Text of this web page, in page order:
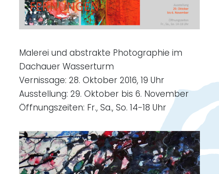
Malerei und abstrakte Photographie im
Dachauer Wasserturm
Vernissage: 28. Oktober 2016, 19 Uhr
Ausstellung: 29. Oktober bis 6. November
Öffnungszeiten: Fr., Sa., So. 14-18 Uhr